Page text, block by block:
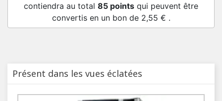
contiendra au total 85 points qui peuvent être
convertis en un bon de 2,55 € .
Présent dans les vues éclatées